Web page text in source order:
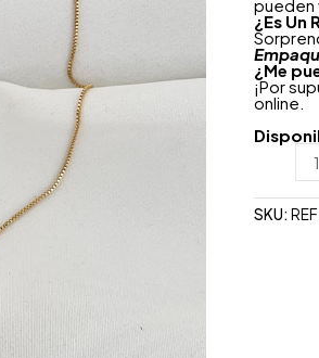
pueden
¿ Es Un
¿Me
¡Por
online.
SKU: